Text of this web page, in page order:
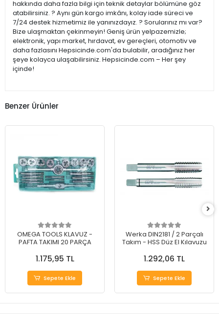
hakkında daha fazla bilgi için teknik detaylar bölümüne göz
atabilirsiniz. ? Aynı gün kargo imkânı, kolay iade süreci ve
7/24 destek hizmetimiz ile yanınızdayız. ? Sorularınız mı var?
Bize ulaşmaktan çekinmeyin! Geniş ürün yelpazemizle;
elektronik, yapı market, hırdavat, ev gereçleri, otomotiv ve
daha fazlasını Hepsicinde.com'da bulabilir, aradığınız her
şeye kolayca ulaşabilirsiniz. Hepsicinde.com – Her şey
içinde!
Benzer Ürünler
OMEGA TOOLS KLAVUZ -
PAFTA TAKIMI 20 PARÇA
1.175,95 TL
Sepete Ekle
Werka DIN2181 / 2 Parçalı
Takım - HSS Düz El Kılavuzu
1.292,06 TL
Sepete Ekle